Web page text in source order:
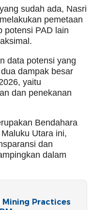
sudah ada, Nasri
pemetaan
potensi PAD lain
data potensi yang
dampak besar
yaitu
dan penekanan
Bendahara
Utara ini,
dan
dalam
Mining Practices